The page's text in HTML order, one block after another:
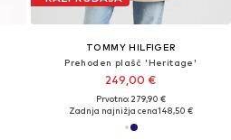
TOMMY HILFIGER
Prehoden plašč 'Heritage'
249,00 €
Prvotno: 279,90 €
Zadnja najnižja cena148,50 €